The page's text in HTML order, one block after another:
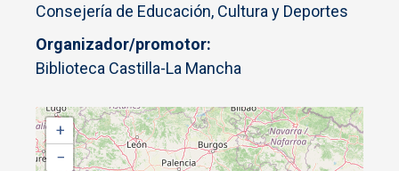
Consejería de Educación, Cultura y Deportes
Organizador/promotor
Biblioteca Castilla-La Mancha
+
−